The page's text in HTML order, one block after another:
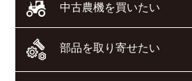
中古農機を買いたい
部品を取り寄せたい